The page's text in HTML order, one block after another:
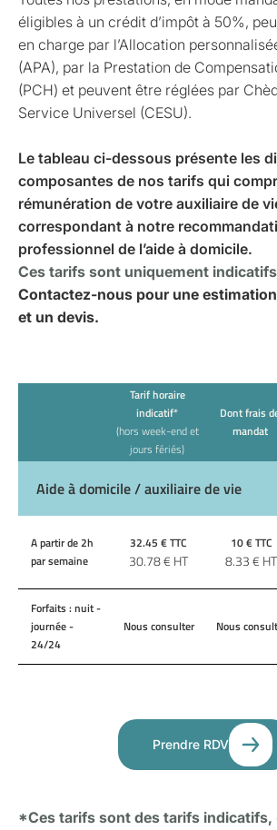
éligibles à un crédit d’impôt à 50%,
en charge par l’Allocation
(APA), par la Prestation de
(PCH) et peuvent être réglées par
Service Universel (CESU).
Le tableau ci-dessous présente les
composantes de nos tarifs qui
rémunération de votre auxiliaire de
correspondant à notre
professionnel de l’aide à domicile.
Ces tarifs sont uniquement
Contactez-nous pour une
et un devis.
Tarif horaire
indicatif*
(hors week-end et
jours fériés)
Dont frais
mandat
Aide à domicile / auxiliaire de vie
A partir de 2h
par semaine
32.45 € TTC
30.78€ HT
10€ TTC
8.33€ HT
Forfaits : nuit -
journée -
24/24
Nous consulter Nous
Prendre RDV
*Ces tarifs sont des tarifs indicatifs,